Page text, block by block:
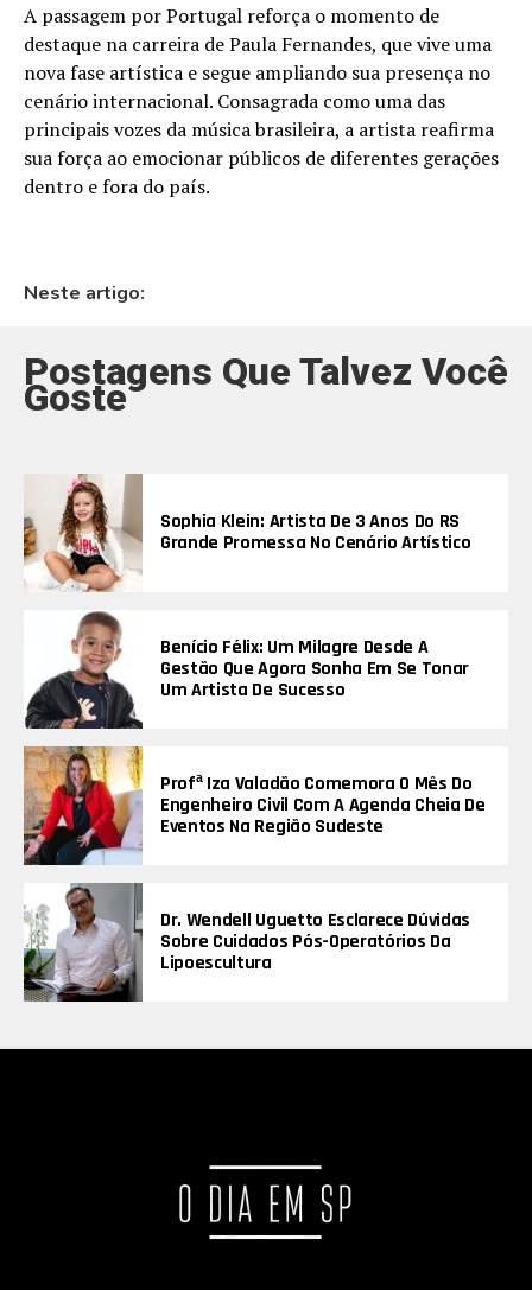
A passagem por Portugal reforça o momento de
destaque na carreira de Paula Fernandes, que vive uma
nova fase artística e segue ampliando sua presença no
cenário internacional. Consagrada como uma das
principais vozes da música brasileira, a artista reafirma
sua força ao emocionar públicos de diferentes gerações
dentro e fora do país.
Neste artigo:
Postagens Que Talvez Você
Goste
Sophia Klein: Artista De 3 Anos Do RS
Grande Promessa No Cenário Artístico
Benício Félix: Um Milagre Desde A
Gestão Que Agora Sonha Em Se Tonar
Um Artista De Sucesso
Profª Iza Valadão Comemora O Mês Do
Engenheiro Civil Com A Agenda Cheia De
Eventos Na Região Sudeste
Dr. Wendell Uguetto Esclarece Dúvidas
Sobre Cuidados Pós-Operatórios Da
Lipoescultura